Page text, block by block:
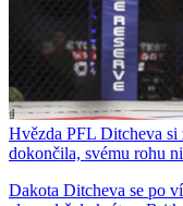
Hvězda PFL Ditcheva si
dokončila, svému rohu
Dakota Ditcheva se po